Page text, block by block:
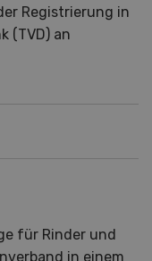
Registrierung in
(TVD) an
für Rinder und
in einem